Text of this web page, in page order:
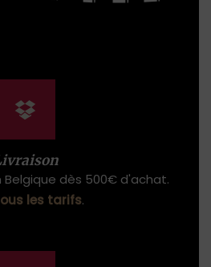
Belgique dès 500€ d'achat.
les tarifs.